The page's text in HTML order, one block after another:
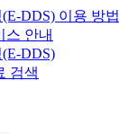
DDS) 이용 방법
스 안내
DDS)
검색